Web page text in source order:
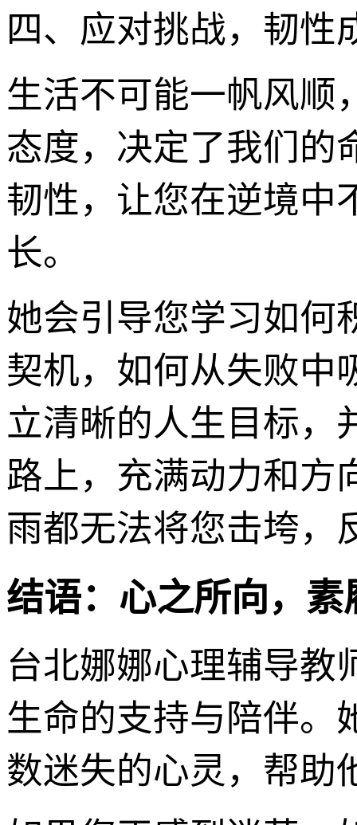
四、应对挑战，韧
生活不可能一帆风顺
态度，决定了我们的
韧性，让您在逆境中
长。
她会引导您学习如何
契机，如何从失败中
立清晰的人生目标，
路上，充满动力和方
雨都无法将您击垮，
结语：心之所向，素
台北娜娜心理辅导教
生命的支持与陪伴。
数迷失的心灵，帮助